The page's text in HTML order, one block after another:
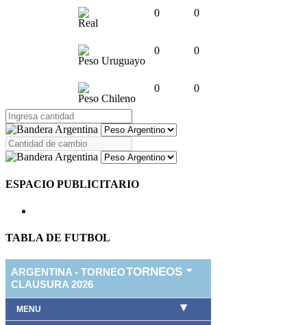
Real
0 0
Peso Uruguayo
0 0
Peso Chileno
0 0
ESPACIO PUBLICITARIO
TABLA DE FUTBOL